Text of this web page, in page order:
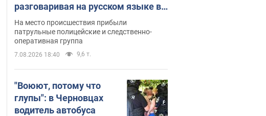
разговаривая на русском языке в
маршрутке: полиция составила
административный протокол.
Видео
На место происшествия прибыли
патрульные полицейские и следственно-
оперативная группа
7.08.2026 18:40 9,6 т.
"Воюют, потому что
глупы": в Черновцах
водитель автобуса